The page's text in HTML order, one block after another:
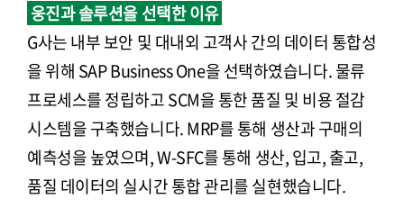
웅진과 솔루션을 선택한 이유
G사는 내부 보안 및 대내외 고객사 간의 데이터 통합성
을 위해 SAP Business One을 선택하였습니다. 물류
프로세스를 정립하고 SCM을 통한 품질 및 비용 절감
시스템을 구축했습니다. MRP를 통해 생산과 구매의
예측성을 높였으며, W-SFC를 통해 생산, 입고, 출고,
품질 데이터의 실시간 통합 관리를 실현했습니다.